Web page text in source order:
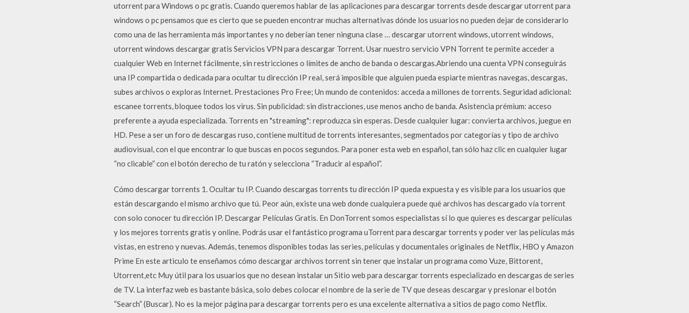
utorrent para Windows o pc gratis. Cuando queremos hablar de las aplicaciones para descargar torrents desde descargar utorrent para
windows o pc pensamos que es cierto que se pueden encontrar muchas alternativas dónde los usuarios no pueden dejar de considerarlo
como una de las herramienta más importantes y no deberían tener ninguna clase … descargar utorrent windows, utorrent windows,
utorrent windows descargar gratis Servicios VPN para descargar Torrent. Usar nuestro servicio VPN Torrent te permite acceder a
cualquier Web en Internet fácilmente, sin restricciones o límites de ancho de banda o descargas.Abriendo una cuenta VPN conseguirás
una IP compartida o dedicada para ocultar tu dirección IP real, será imposible que alguien pueda espiarte mientras navegas, descargas,
subes archivos o exploras Internet. Prestaciones Pro Free; Un mundo de contenidos: acceda a millones de torrents. Seguridad adicional:
escanee torrents, bloquee todos los virus. Sin publicidad: sin distracciones, use menos ancho de banda. Asistencia prémium: acceso
preferente a ayuda especializada. Torrents en "streaming": reproduzca sin esperas. Desde cualquier lugar: convierta archivos, juegue en
HD. Pese a ser un foro de descargas ruso, contiene multitud de torrents interesantes, segmentados por categorías y tipo de archivo
audiovisual, con el que encontrar lo que buscas en pocos segundos. Para poner esta web en español, tan sólo haz clic en cualquier lugar
“no clicable” con el botón derecho de tu ratón y selecciona “Traducir al español”.
Cómo descargar torrents 1. Ocultar tu IP. Cuando descargas torrents tu dirección IP queda expuesta y es visible para los usuarios que
están descargando el mismo archivo que tú. Peor aún, existe una web donde cualquiera puede qué archivos has descargado vía torrent
con solo conocer tu dirección IP. Descargar Películas Gratis. En DonTorrent somos especialistas sí lo que quieres es descargar películas
y los mejores torrents gratis y online. Podrás usar el fantástico programa uTorrent para descargar torrents y poder ver las películas más
vistas, en estreno y nuevas. Además, tenemos disponibles todas las series, películas y documentales originales de Netflix, HBO y Amazon
Prime En este articulo te enseñamos cómo descargar archivos torrent sin tener que instalar un programa como Vuze, Bittorent,
Utorrent,etc Muy útil para los usuarios que no desean instalar un Sitio web para descargar torrents especializado en descargas de series
de TV. La interfaz web es bastante básica, solo debes colocar el nombre de la serie de TV que deseas descargar y presionar el botón
“Search” (Buscar). No es la mejor página para descargar torrents pero es una excelente alternativa a sitios de pago como Netflix.